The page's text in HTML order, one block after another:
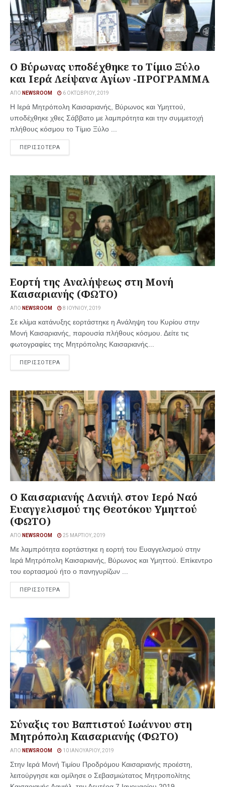
Ο Βύρωνας υποδέχθηκε το Τίμιο Ξύλο
και Ιερά Λείψανα Αγίων -ΠΡΟΓΡΑΜΜΑ
ΑΠΌ NEWSROOM 6 ΟΚΤΩΒΡΊΟΥ, 2019
Η Ιερά Μητρόπολη Καισαριανής, Βύρωνος και Υμηττού,
υποδέχθηκε χθες Σάββατο με λαμπρότητα και την συμμετοχή
πλήθους κόσμου το Τίμιο Ξύλο ...
ΠΕΡΙΣΣΟΤΕΡΑ
Εορτή της Αναλήψεως στη Μονή
Καισαριανής (ΦΩΤΟ)
ΑΠΌ NEWSROOM 8 ΙΟΥΝΊΟΥ, 2019
Σε κλίμα κατάνυξης εορτάστηκε η Ανάληψη του Κυρίου στην
Μονή Καισαριανής, παρουσία πλήθους κόσμου. Δείτε τις
φωτογραφίες της Μητρόπολης Καισαριανής...
ΠΕΡΙΣΣΟΤΕΡΑ
Ο Καισαριανής Δανιήλ στον Ιερό Ναό
Ευαγγελισμού της Θεοτόκου Υμηττού
(ΦΩΤΟ)
ΑΠΌ NEWSROOM 25 ΜΑΡΤΊΟΥ, 2019
Με λαμπρότητα εορτάστηκε η εορτή του Ευαγγελισμού στην
Ιερά Μητρόπολη Καισαριανής, Βύρωνος και Υμηττού. Επίκεντρο
του εορτασμού ήτο ο πανηγυρίζων ...
ΠΕΡΙΣΣΟΤΕΡΑ
Σύναξις του Βαπτιστού Ιωάννου στη
Μητρόπολη Καισαριανής (ΦΩΤΟ)
ΑΠΌ NEWSROOM 10 ΙΑΝΟΥΑΡΊΟΥ, 2019
Στην Ιερά Μονή Τιμίου Προδρόμου Καισαριανής προέστη,
λειτούργησε και ομίλησε ο Σεβασμιώτατος Μητροπολίτης